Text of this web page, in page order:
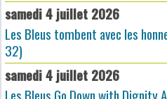
samedi 4 juillet 2026
Les Bleus tombent avec les
32)
samedi 4 juillet 2026